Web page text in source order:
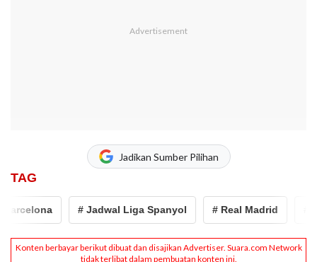
Jadikan Sumber Pilihan
TAG
# Jadwal Liga Spanyol # Real Madrid